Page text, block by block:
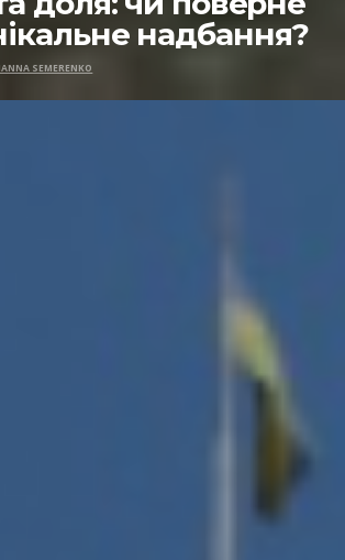
надбання?
SEMERENKO